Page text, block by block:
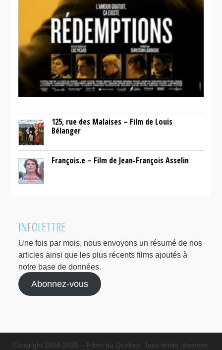
125, rue des Malaises – Film de Louis
Bélanger
François.e – Film de Jean-François Asselin
INFOLETTRE
Une fois par mois, nous envoyons un résumé de nos
articles ainsi que les plus récents films ajoutés à
notre base de données.
Abonnez-vous
Copyright 2008-2025 – Films du Québec. Tous droits réservés.